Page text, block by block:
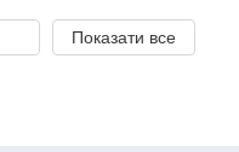
Показати все